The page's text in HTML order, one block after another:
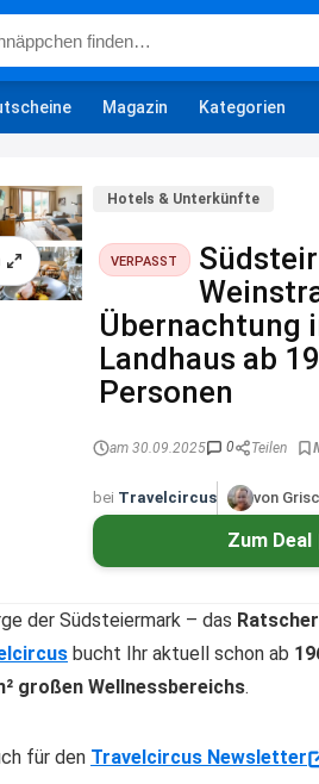
Magazin Kategorien
Hotels & Unterkünfte
VERPASST
Übernachtung
Landhaus ab
Personen
am 30.09.2025 0 Teilen
bei Travelcircus von
Zum Deal
der Südsteiermark – das
bucht Ihr aktuell schon ab
großen Wellnessbereichs.
für den Travelcircus Newsletter